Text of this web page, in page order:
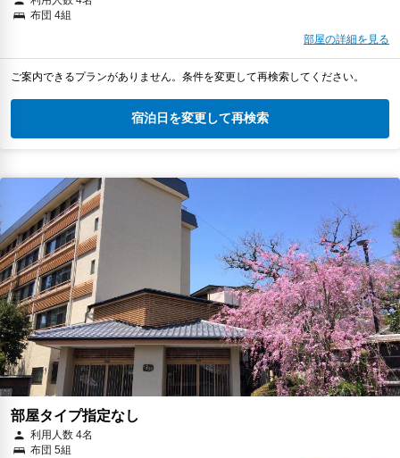
布団 4組
部屋の詳細を見る
ご案内できるプランがありません。条件を変更して再検索してください。
宿泊日を変更して再検索
部屋タイプ指定なし
利用人数 4名
布団 5組